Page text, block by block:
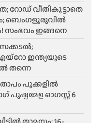
റോഡ് വീതികൂട്ടാതെ
ബെംഗളൂരുവിൽ
സംഭവം ഇങ്ങനെ
ഇന്ത്യയുടെ
തന്നെ
പൂക്കളിൽ
ഓഗസ്റ്റ് 6